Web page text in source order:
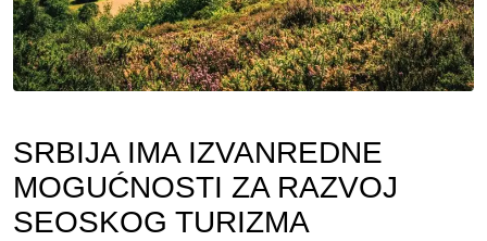
SRBIJA IMA IZVANREDNE
MOGUĆNOSTI ZA RAZVOJ
SEOSKOG TURIZMA